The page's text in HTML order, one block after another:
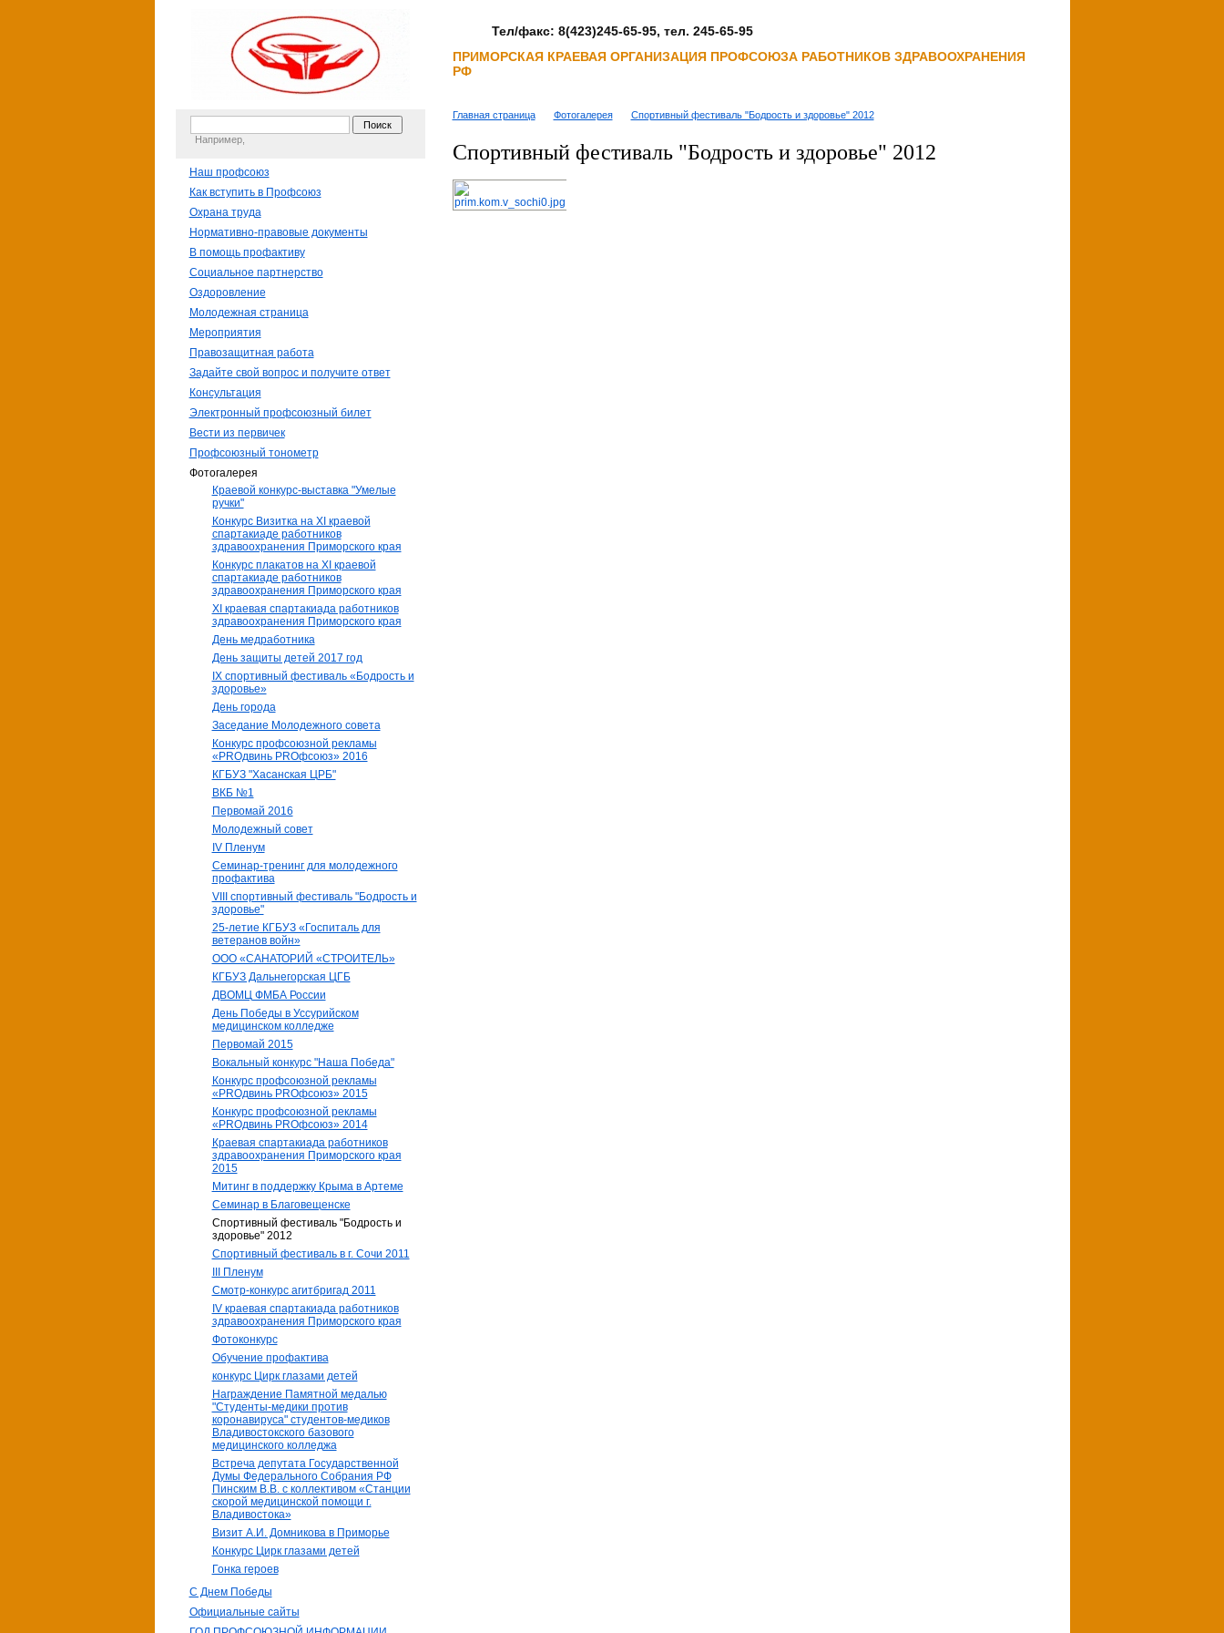
Тел/факс: 8(423)245-65-95, тел. 245-65-95
ПРИМОРСКАЯ КРАЕВАЯ ОРГАНИЗАЦИЯ ПРОФСОЮЗА РАБОТНИКОВ ЗДРАВООХРАНЕНИЯ
РФ
Например,
Наш профсоюз
Как вступить в Профсоюз
Охрана труда
Нормативно-правовые документы
В помощь профактиву
Социальное партнерство
Оздоровление
Молодежная страница
Мероприятия
Правозащитная работа
Задайте свой вопрос и получите ответ
Консультация
Электронный профсоюзный билет
Вести из первичек
Профсоюзный тонометр
Фотогалерея
Краевой конкурс-выставка "Умелые
ручки"
Конкурс Визитка на XI краевой
спартакиаде работников
здравоохранения Приморского края
Конкурс плакатов на XI краевой
спартакиаде работников
здравоохранения Приморского края
XI краевая спартакиада работников
здравоохранения Приморского края
День медработника
День защиты детей 2017 год
IX спортивный фестиваль «Бодрость и
здоровье»
День города
Заседание Молодежного совета
Конкурс профсоюзной рекламы
«PROдвинь РRОфсоюз» 2016
КГБУЗ "Хасанская ЦРБ"
ВКБ №1
Первомай 2016
Молодежный совет
IV Пленум
Семинар-тренинг для молодежного
профактива
VIII спортивный фестиваль "Бодрость и
здоровье"
25-летие КГБУЗ «Госпиталь для
ветеранов войн»
ООО «САНАТОРИЙ «СТРОИТЕЛЬ»
КГБУЗ Дальнегорская ЦГБ
ДВОМЦ ФМБА России
День Победы в Уссурийском
медицинском колледже
Первомай 2015
Вокальный конкурс "Наша Победа"
Конкурс профсоюзной рекламы
«PROдвинь РRОфсоюз» 2015
Конкурс профсоюзной рекламы
«PROдвинь РRОфсоюз» 2014
Краевая спартакиада работников
здравоохранения Приморского края
2015
Митинг в поддержку Крыма в Артеме
Семинар в Благовещенске
Спортивный фестиваль "Бодрость и
здоровье" 2012
Спортивный фестиваль в г. Сочи 2011
III Пленум
Смотр-конкурс агитбригад 2011
IV краевая спартакиада работников
здравоохранения Приморского края
Фотоконкурс
Обучение профактива
конкурс Цирк глазами детей
Награждение Памятной медалью
"Студенты-медики против
коронавируса" студентов-медиков
Владивостокского базового
медицинского колледжа
Встреча депутата Государственной
Думы Федерального Собрания РФ
Пинским В.В. с коллективом «Станции
скорой медицинской помощи г.
Владивостока»
Визит А.И. Домникова в Приморье
Конкурс Цирк глазами детей
Гонка героев
С Днем Победы
Официальные сайты
Главная страница Фотогалерея Спортивный фестиваль "Бодрость и здоровье" 2012
Спортивный фестиваль "Бодрость и здоровье" 2012